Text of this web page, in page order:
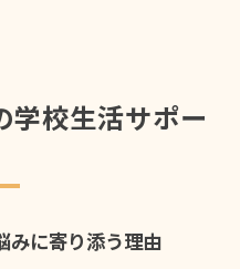
学校生活サポー
みに寄り添う理由